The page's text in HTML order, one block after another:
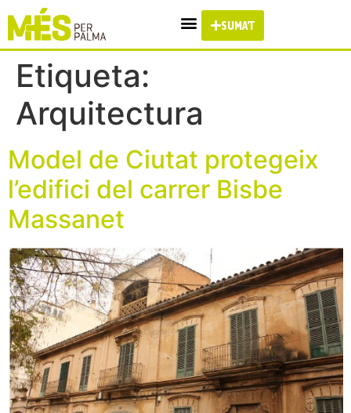
SUMA'T
Etiqueta:
Arquitectura
Model de Ciutat protegeix
l’edifici del carrer Bisbe
Massanet